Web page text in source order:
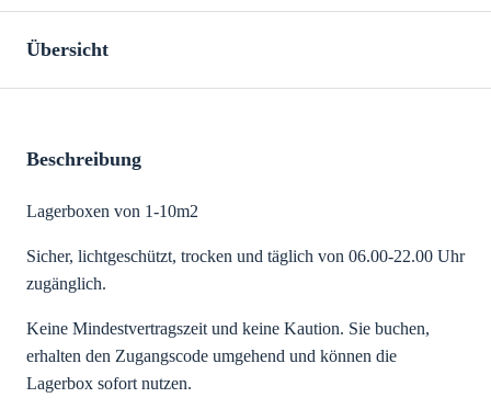
Übersicht
Beschreibung
Lagerboxen von 1-10m2
Sicher, lichtgeschützt, trocken und täglich von 06.00-22.00 Uhr
zugänglich.
Keine Mindestvertragszeit und keine Kaution. Sie buchen,
erhalten den Zugangscode umgehend und können die
Lagerbox sofort nutzen.